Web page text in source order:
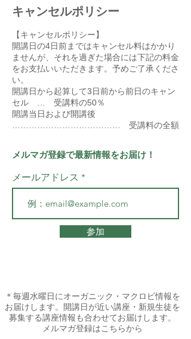
キャンセルポリシー
【キャンセルポリシー】
開講日の4日前まではキャンセル料はかかり
ませんが、それを過ぎた場合には下記の料金
をお支払いいただきます。予めご了承くださ
い。
開講日から起算して3日前から前日のキャン
セル … 受講料の50％
開講当日および開講後
………………………………… 受講料の全額
メルマガ登録で最新情報をお届け！
メールアドレス
参加
＊毎週水曜日にオーガニック・マクロビ情報を
お届けします。開講日が近い講座・新規生徒を
募集する講座情報も合わせてお届けします。
​メルマガ登録はこちらから